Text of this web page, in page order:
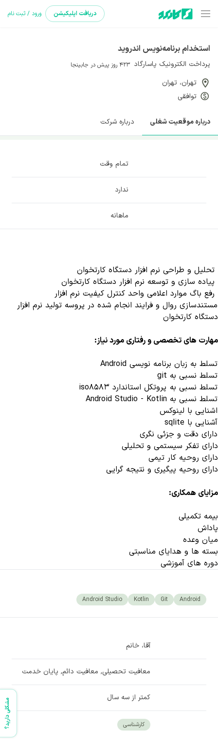
دریافت اپلیکیشن ورود / ثبت نام
استخدام برنامه‌نویس اندروید
پرداخت الکترونیک پاسارگاد 423 روز پیش در جابینجا
تهران، تهران
توافقی
درباره موقعیت شغلی درباره شرکت
تمام وقت
ندارد
ماهانه
تحلیل و طراحی نرم افزار دستگاه کارتخوان
پیاده سازی و توسعه نرم افزار دستگاه کارتخوان
رفع باگ موارد اعلامی واحد کنترل کیفیت نرم افزار
مستندسازی روال و فرایند انجام شده در پروسه تولید نرم افزار
دستگاه کارتخوان
مهارت های تخصصی و رفتاری مورد نیاز:
تسلط به زبان برنامه نویسی Android
تسلط نسبی به git
تسلط نسبی به پروتکل استاندارد iso8583
تسلط نسبی به Android Studio - Kotlin
اشنایی با لینوکس
آشنایی با sqlite
دارای دقت و جزئی نگری
دارای تفکر سیستمی و تحلیلی
دارای روحیه کار تیمی
دارای روحیه پیگیری و نتیجه گرایی
مزایای همکاری:
بیمه تکمیلی
پاداش
میان وعده
بسته ها و هدایای مناسبتی
دوره های آموزشی
Android
Git
Kotlin
Android Studio
آقا، خانم
معافیت تحصیلی, معافیت دائم, پایان خدمت
کمتر از سه سال
کارشناسی مشکلی دارید؟